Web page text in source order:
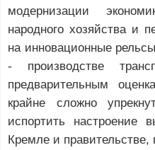
модернизации
народного хозяйства и
на инновационные
- производстве
предварительным
крайне сложно
испортить настроение
Кремле и правительстве,